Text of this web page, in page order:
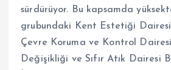
sürdürüyor. Bu kapsamda
grubundaki Kent Estetiği Dairesi
Çevre Koruma ve Kontrol Dairesi
Değişikliği ve Sıfır Atık Dairesi